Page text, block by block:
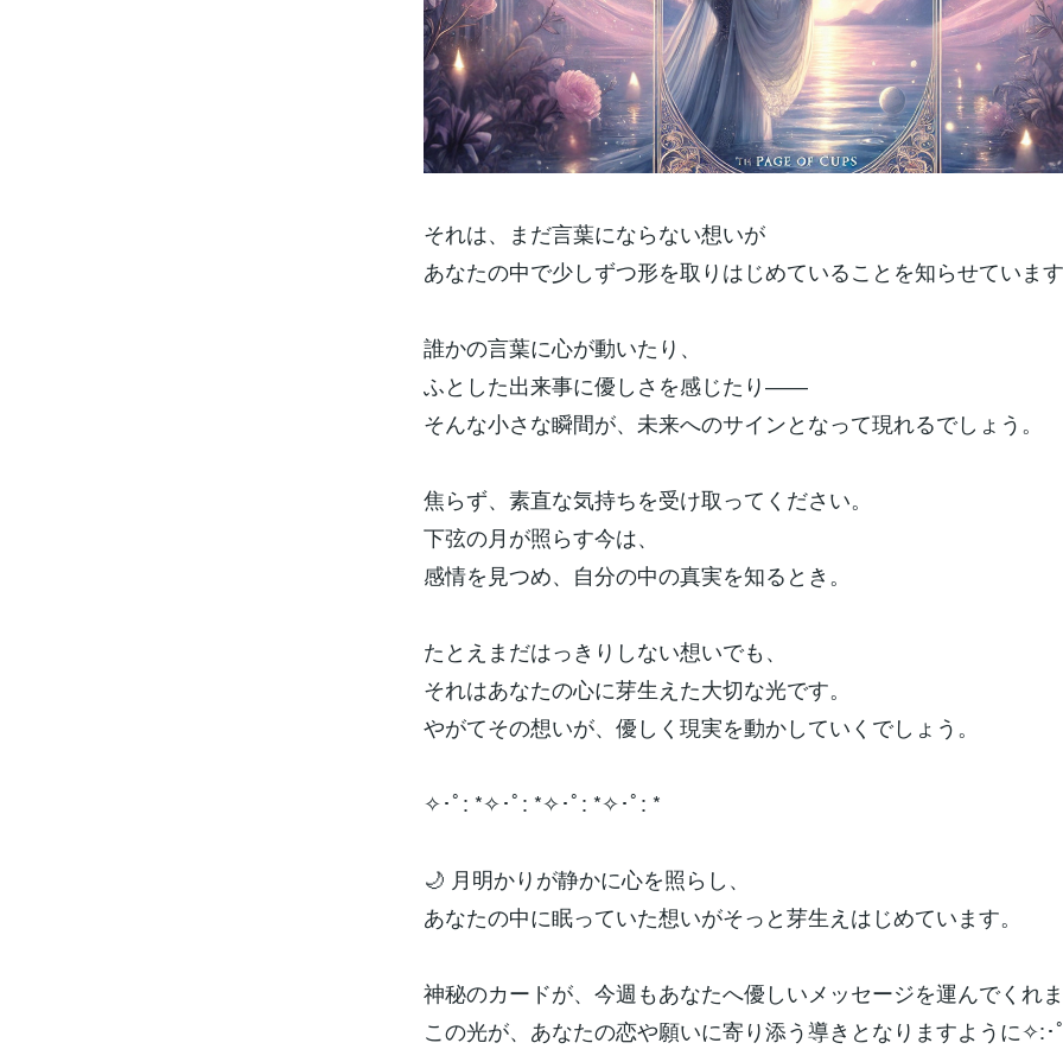
それは、まだ言葉にならない想いが
あなたの中で少しずつ形を取りはじめていることを知らせていま
誰かの言葉に心が動いたり、
ふとした出来事に優しさを感じたり――
そんな小さな瞬間が、未来へのサインとなって現れるでしょう。
焦らず、素直な気持ちを受け取ってください。
下弦の月が照らす今は、
感情を見つめ、自分の中の真実を知るとき。
たとえまだはっきりしない想いでも、
それはあなたの心に芽生えた大切な光です。
やがてその想いが、優しく現実を動かしていくでしょう。
✧･ﾟ: *✧･ﾟ: *✧･ﾟ: *✧･ﾟ: *
🌙 月明かりが静かに心を照らし、
あなたの中に眠っていた想いがそっと芽生えはじめています。
神秘のカードが、今週もあなたへ優しいメッセージを運んでくれ
この光が、あなたの恋や願いに寄り添う導きとなりますように✧:･